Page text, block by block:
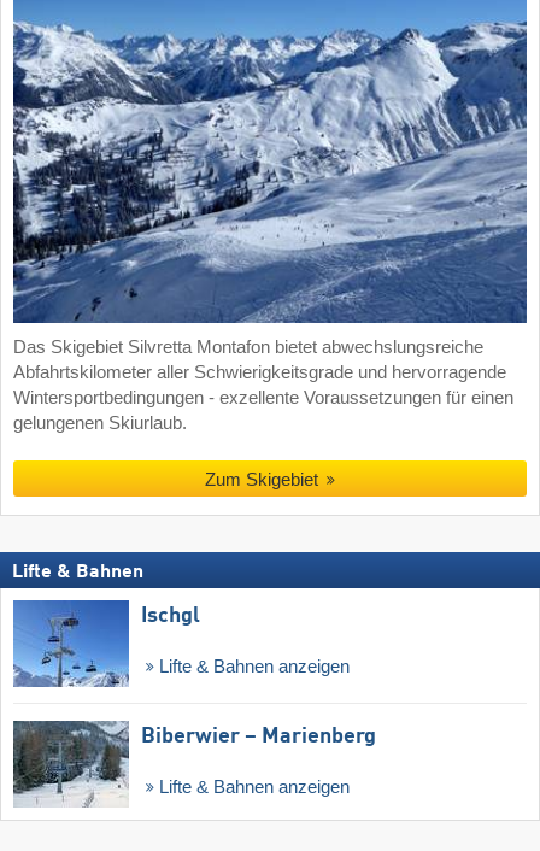
Das Skigebiet Silvretta Montafon bietet abwechslungsreiche
Abfahrtskilometer aller Schwierigkeitsgrade und hervorragende
Wintersportbedingungen - exzellente Voraussetzungen für einen
gelungenen Skiurlaub.
Zum Skigebiet
Lifte & Bahnen
Ischgl
Lifte & Bahnen anzeigen
Biberwier – Marienberg
Lifte & Bahnen anzeigen